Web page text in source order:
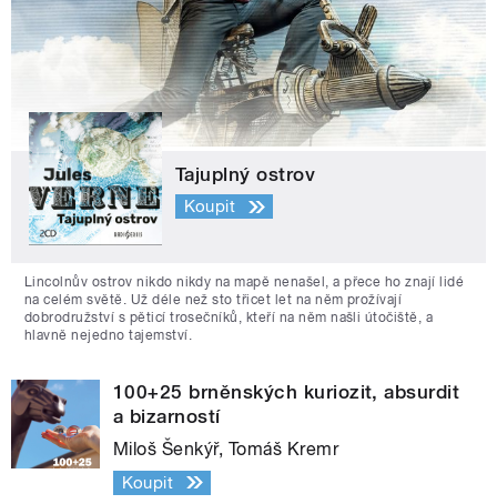
Tajuplný ostrov
Koupit
Lincolnův ostrov nikdo nikdy na mapě nenašel, a přece ho znají lidé
na celém světě. Už déle než sto třicet let na něm prožívají
dobrodružství s pěticí trosečníků, kteří na něm našli útočiště, a
hlavně nejedno tajemství.
100+25 brněnských kuriozit, absurdit
a bizarností
Miloš Šenkýř, Tomáš Kremr
Koupit